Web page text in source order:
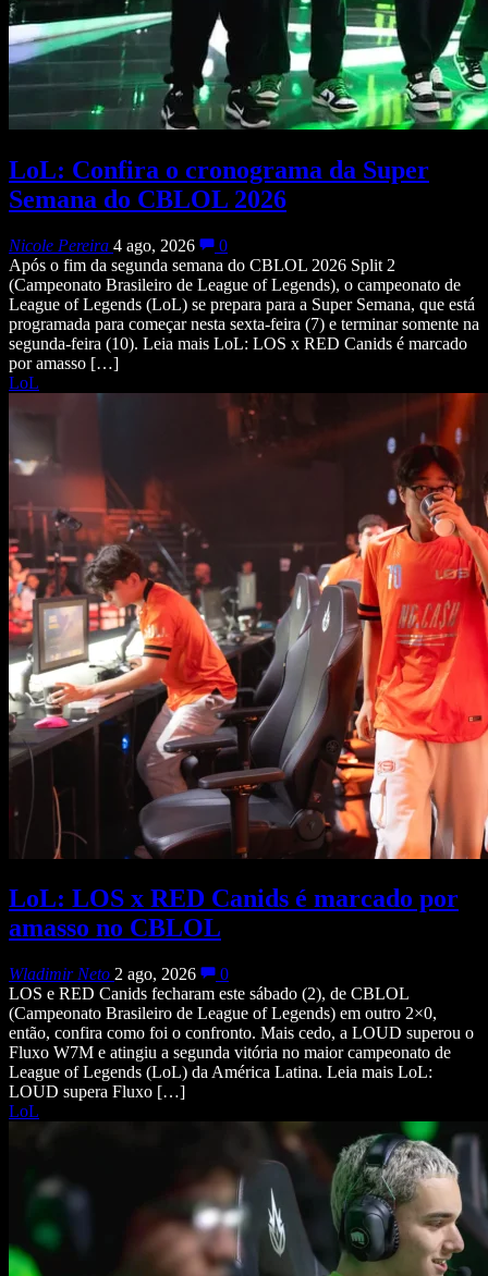
LoL: Confira o cronograma da Super
Semana do CBLOL 2026
Nicole Pereira 4 ago, 2026
0
Após o fim da segunda semana do CBLOL 2026 Split 2
(Campeonato Brasileiro de League of Legends), o campeonato de
League of Legends (LoL) se prepara para a Super Semana, que está
programada para começar nesta sexta-feira (7) e terminar somente na
segunda-feira (10). Leia mais LoL: LOS x RED Canids é marcado
por amasso […]
LoL
LoL: LOS x RED Canids é marcado por
amasso no CBLOL
Wladimir Neto 2 ago, 2026
0
LOS e RED Canids fecharam este sábado (2), de CBLOL
(Campeonato Brasileiro de League of Legends) em outro 2×0,
então, confira como foi o confronto. Mais cedo, a LOUD superou o
Fluxo W7M e atingiu a segunda vitória no maior campeonato de
League of Legends (LoL) da América Latina. Leia mais LoL:
LOUD supera Fluxo […]
LoL